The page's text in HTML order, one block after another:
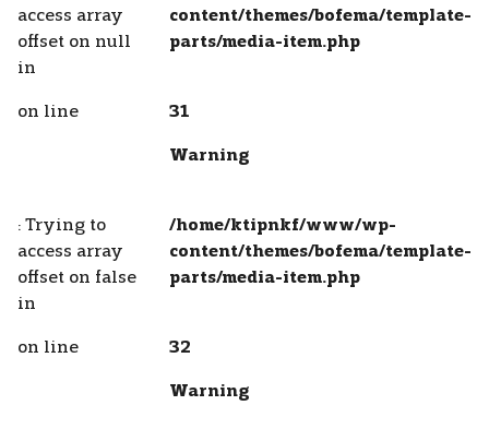
access array
offset on null
in
content/themes/bofema/template-
parts/media-item.php
on line 31
Warning
: Trying to
access array
offset on false
in
/home/ktipnkf/www/wp-
content/themes/bofema/template-
parts/media-item.php
on line 32
Warning